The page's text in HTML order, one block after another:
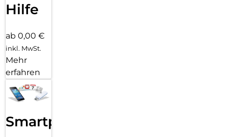
Hilfe
ab 0,00 €
inkl. MwSt.
Mehr
erfahren
Smartphone